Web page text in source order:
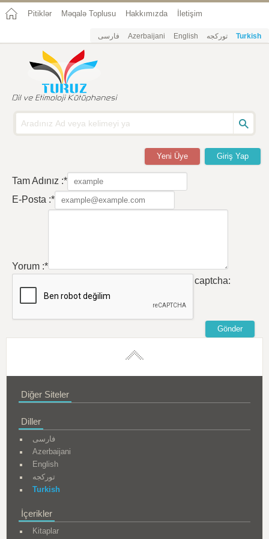
Pitiklər Məqalə Toplusu Hakkımızda İletişim
فارسی Azerbaijani English تورکجه Turkish
Giriş Yap
Yeni Üye
Tam Adınız :*
E-Posta :*
Yorum :*
captcha:
Diğer Siteler
Diller
فارسی
Azerbaijani
English
تورکجه
Turkish
İçerikler
Kitaplar